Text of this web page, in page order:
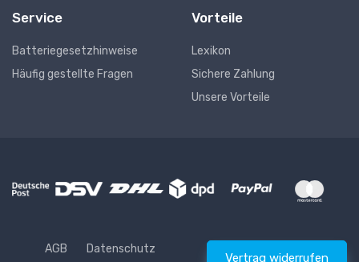
Service
Batteriegesetzhinweise
Häufig gestellte Fragen
Vorteile
Lexikon
Sichere Zahlung
Unsere Vorteile
AGB Datenschutz
Vertrag widerrufen